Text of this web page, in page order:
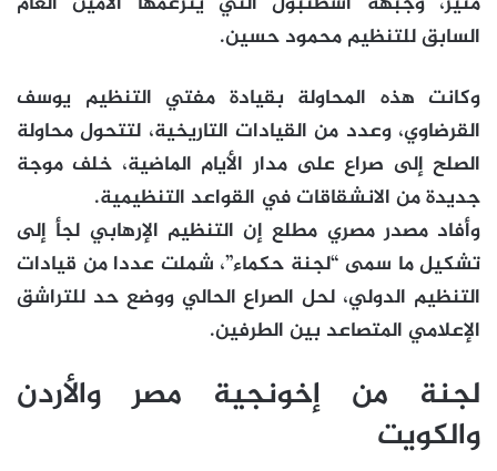
السابق للتنظيم محمود حسين.
وكانت هذه المحاولة بقيادة مفتي التنظيم يوسف
القرضاوي، وعدد من القيادات التاريخية، لتتحول محاولة
الصلح إلى صراع على مدار الأيام الماضية، خلف موجة
جديدة من الانشقاقات في القواعد التنظيمية.
وأفاد مصدر مصري مطلع إن التنظيم الإرهابي لجأ إلى
تشكيل ما سمى “لجنة حكماء”، شملت عددا من قيادات
التنظيم الدولي، لحل الصراع الحالي ووضع حد للتراشق
الإعلامي المتصاعد بين الطرفين.
لجنة من إخونجية مصر والأردن
والكويت